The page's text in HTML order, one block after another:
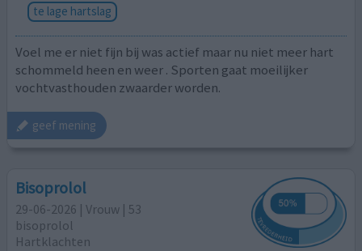
te lage hartslag
Voel me er niet fijn bij was actief maar nu niet meer hart
schommeld heen en weer . Sporten gaat moeilijker
vochtvasthouden zwaarder worden.
geef mening
Bisoprolol
29-06-2026 | Vrouw | 53
bisoprolol
Hartklachten